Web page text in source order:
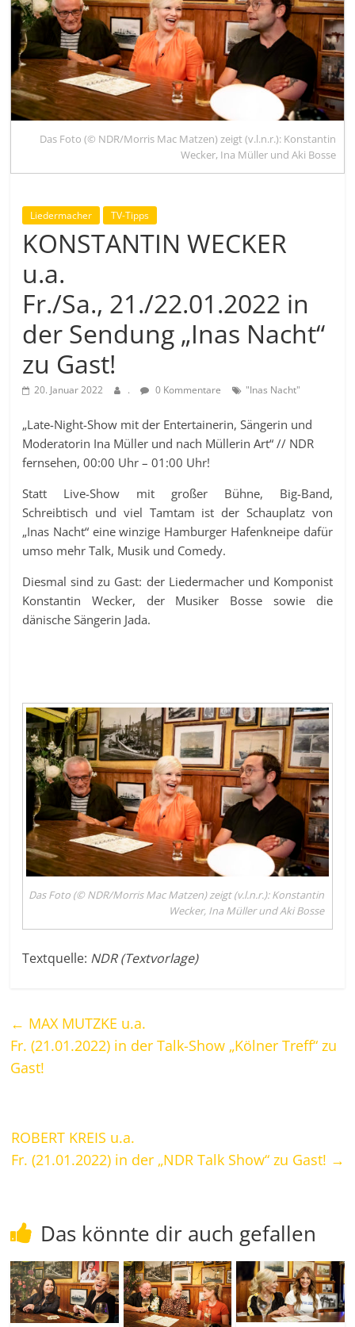
Das Foto (© NDR/Morris Mac Matzen) zeigt (v.l.n.r.): Konstantin
Wecker, Ina Müller und Aki Bosse
Liedermacher TV-Tipps
KONSTANTIN WECKER
u.a.
Fr./Sa., 21./22.01.2022 in
der Sendung „Inas Nacht“
zu Gast!
20. Januar 2022 . 0 Kommentare "Inas Nacht"
„Late-Night-Show mit der Entertainerin, Sängerin und
Moderatorin Ina Müller und nach Müllerin Art“ // NDR
fernsehen, 00:00 Uhr – 01:00 Uhr!
Statt Live-Show mit großer Bühne, Big-Band,
Schreibtisch und viel Tamtam ist der Schauplatz von
„Inas Nacht“ eine winzige Hamburger Hafenkneipe dafür
umso mehr Talk, Musik und Comedy.
Diesmal sind zu Gast: der Liedermacher und Komponist
Konstantin Wecker, der Musiker Bosse sowie die
dänische Sängerin Jada.
Das Foto (© NDR/Morris Mac Matzen) zeigt (v.l.n.r.): Konstantin
Wecker, Ina Müller und Aki Bosse
Textquelle: NDR (Textvorlage)
← MAX MUTZKE u.a.
Fr. (21.01.2022) in der Talk-Show „Kölner Treff“ zu
Gast!
ROBERT KREIS u.a.
Fr. (21.01.2022) in der „NDR Talk Show“ zu Gast! →
Das könnte dir auch gefallen